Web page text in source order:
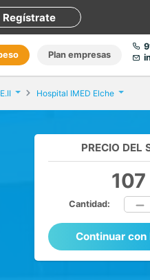
Regístrate
Plan empresas
Hospital IMED Elche
PRECIO DEL
Cantidad:
Continuar con